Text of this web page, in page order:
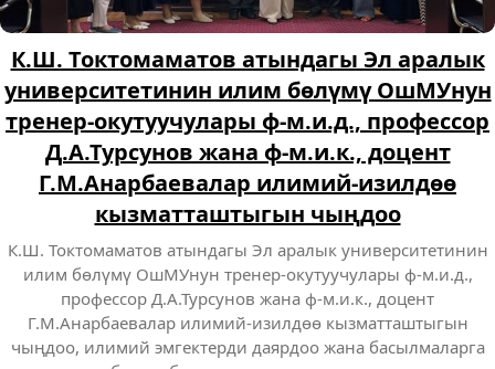
К.Ш. Токтомаматов атындагы Эл аралык
университетинин илим бөлүмү ОшМУнун
тренер-окутуучулары ф-м.и.д., профессор
Д.А.Турсунов жана ф-м.и.к., доцент
Г.М.Анарбаевалар илимий-изилдөө
кызматташтыгын чыңдоо
К.Ш. Токтомаматов атындагы Эл аралык университетинин
илим бөлүмү ОшМУнун тренер-окутуучулары ф-м.и.д.,
профессор Д.А.Турсунов жана ф-м.и.к., доцент
Г.М.Анарбаевалар илимий-изилдөө кызматташтыгын
чыңдоо, илимий эмгектерди даярдоо жана басылмаларга